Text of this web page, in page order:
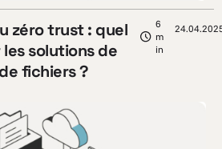
zéro trust : quel
solutions de
fichiers ?
6
m
in